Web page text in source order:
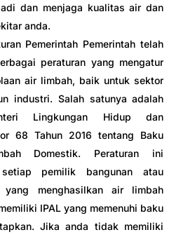
dan menjaga kualitas air dan
anda.
Pemerintah Pemerintah telah
peraturan yang mengatur
air limbah, baik untuk sektor
industri. Salah satunya adalah
Lingkungan Hidup dan
68 Tahun 2016 tentang Baku
Domestik. Peraturan ini
setiap pemilik bangunan atau
menghasilkan air limbah
IPAL yang memenuhi baku
Jika anda tidak memiliki